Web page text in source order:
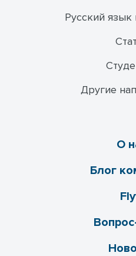
Русский язык
Другие
О
Блог